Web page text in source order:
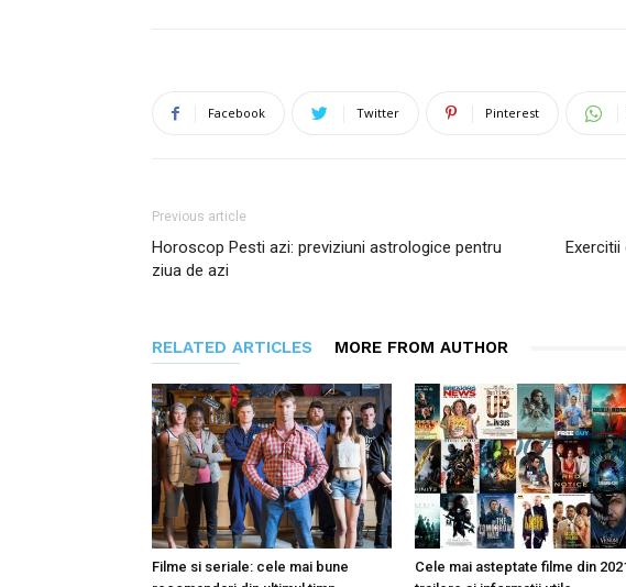
Facebook Twitter Pinterest
Previous article
Horoscop Pesti azi: previziuni astrologice pentru
ziua de azi
RELATED ARTICLES MORE FROM AUTHOR
Filme si seriale: cele mai bune
Cele mai asteptate filme din